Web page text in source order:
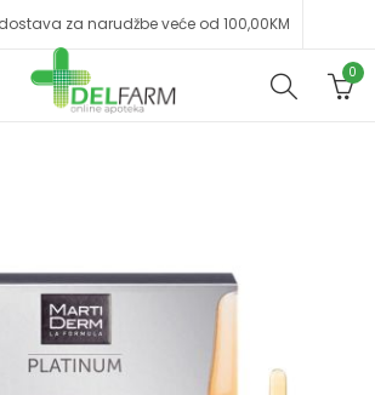
za narudžbe veće od 100,00KM
0